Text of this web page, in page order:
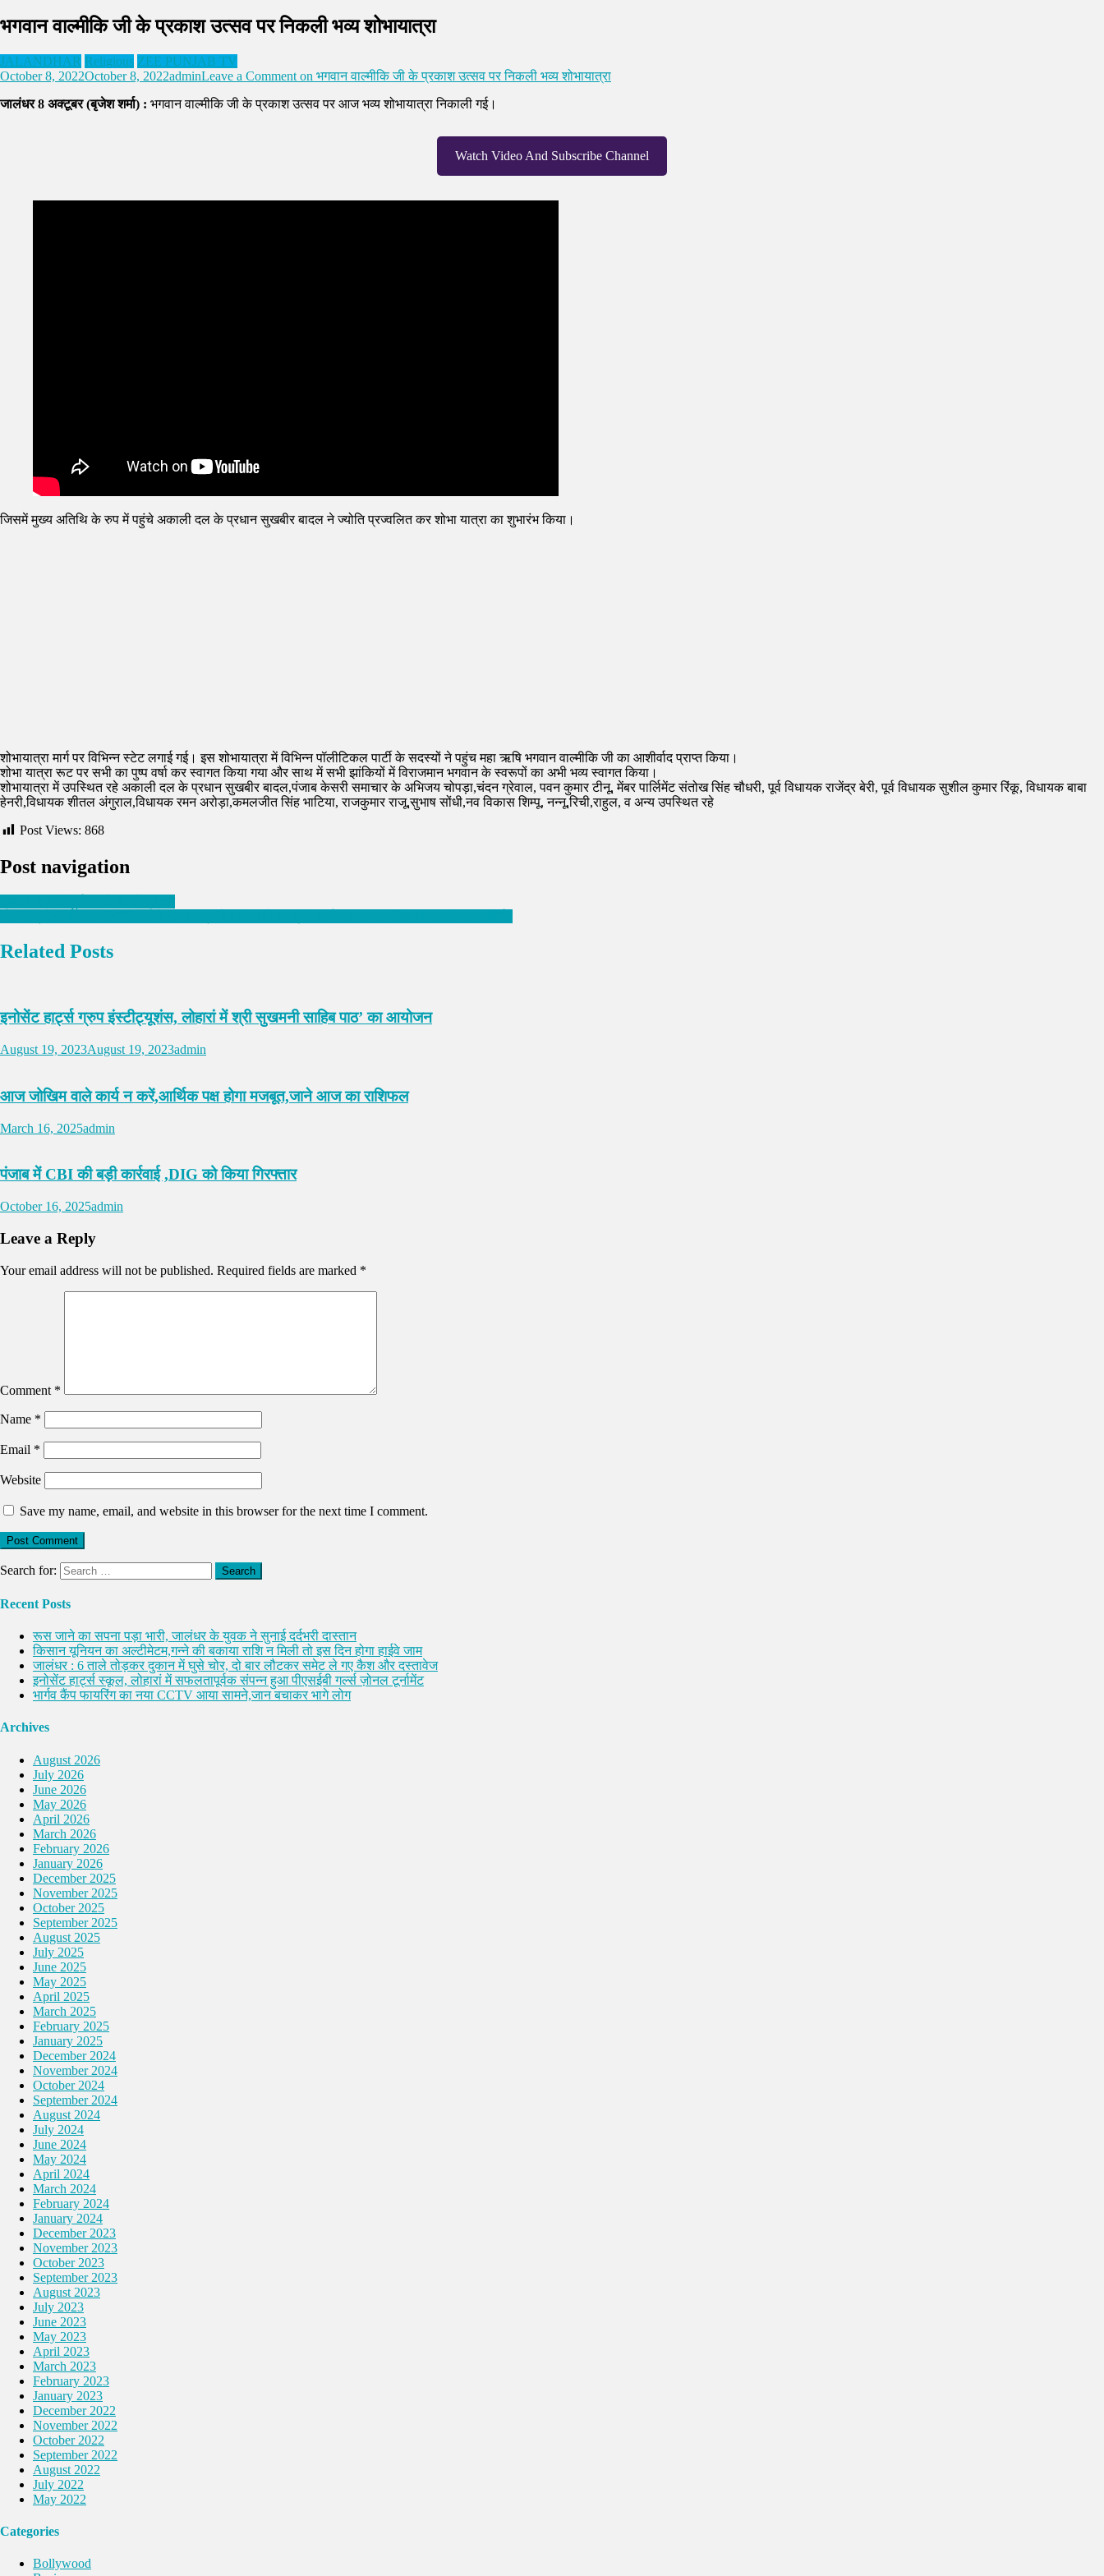
भगवान वाल्मीकि जी के प्रकाश उत्सव पर निकली भव्य शोभायात्रा
JALANDHAR Religious ZEE PUNJAB TV
October 8, 2022October 8, 2022adminLeave a Comment on भगवान वाल्मीकि जी के प्रकाश उत्सव पर निकली भव्य शोभायात्रा
जालंधर 8 अक्टूबर (बृजेश शर्मा) : भगवान वाल्मीकि जी के प्रकाश उत्सव पर आज भव्य शोभायात्रा निकाली गई।
Watch Video And Subscribe Channel
जिसमें मुख्य अतिथि के रुप में पहुंचे अकाली दल के प्रधान सुखबीर बादल ने ज्योति प्रज्वलित कर शोभा यात्रा का शुभारंभ किया।
शोभायात्रा मार्ग पर विभिन्न स्टेट लगाई गई। इस शोभायात्रा में विभिन्न पॉलीटिकल पार्टी के सदस्यों ने पहुंच महा ऋषि भगवान वाल्मीकि जी का आशीर्वाद प्राप्त किया।
शोभा यात्रा रूट पर सभी का पुष्प वर्षा कर स्वागत किया गया और साथ में सभी झांकियों में विराजमान भगवान के स्वरूपों का अभी भव्य स्वागत किया।
शोभायात्रा में उपस्थित रहे अकाली दल के प्रधान सुखबीर बादल,पंजाब केसरी समाचार के अभिजय चोपड़ा,चंदन ग्रेवाल, पवन कुमार टीनू, मेंबर पार्लिमेंट संतोख सिंह चौधरी, पूर्व विधायक राजेंद्र बेरी, पूर्व विधायक सुशील कुमार रिंकू, विधायक बाबा
हेनरी,विधायक शीतल अंगुराल,विधायक रमन अरोड़ा,कमलजीत सिंह भाटिया, राजकुमार राजू,सुभाष सोंधी,नव विकास शिम्पू, नन्नू,रिची,राहुल, व अन्य उपस्थित रहे
Post Views: 868
Post navigation
Related Posts
इनोसेंट हार्ट्स ग्रुप इंस्टीट्यूशंस, लोहारां में श्री सुखमनी साहिब पाठ’ का आयोजन
August 19, 2023August 19, 2023admin
आज जोखिम वाले कार्य न करें,आर्थिक पक्ष होगा मजबूत,जाने आज का राशिफल
March 16, 2025admin
पंजाब में CBI की बड़ी कार्रवाई ,DIG को किया गिरफ्तार
October 16, 2025admin
Leave a Reply
Your email address will not be published. Required fields are marked *
Comment *
Name *
Email *
Website
Save my name, email, and website in this browser for the next time I comment.
Search for:
Recent Posts
रूस जाने का सपना पड़ा भारी, जालंधर के युवक ने सुनाई दर्दभरी दास्तान
किसान यूनियन का अल्टीमेटम,गन्ने की बकाया राशि न मिली तो इस दिन होगा हाईवे जाम
जालंधर : 6 ताले तोड़कर दुकान में घुसे चोर, दो बार लौटकर समेट ले गए कैश और दस्तावेज
इनोसेंट हार्ट्स स्कूल, लोहारां में सफलतापूर्वक संपन्न हुआ पीएसईबी गर्ल्स ज़ोनल टूर्नामेंट
भार्गव कैंप फायरिंग का नया CCTV आया सामने,जान बचाकर भागे लोग
Archives
August 2026
July 2026
June 2026
May 2026
April 2026
March 2026
February 2026
January 2026
December 2025
November 2025
October 2025
September 2025
August 2025
July 2025
June 2025
May 2025
April 2025
March 2025
February 2025
January 2025
December 2024
November 2024
October 2024
September 2024
August 2024
July 2024
June 2024
May 2024
April 2024
March 2024
February 2024
January 2024
December 2023
November 2023
October 2023
September 2023
August 2023
July 2023
June 2023
May 2023
April 2023
March 2023
February 2023
January 2023
December 2022
November 2022
October 2022
September 2022
August 2022
July 2022
May 2022
Categories
Bollywood